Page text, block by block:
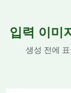
입력 이미
생성 전에